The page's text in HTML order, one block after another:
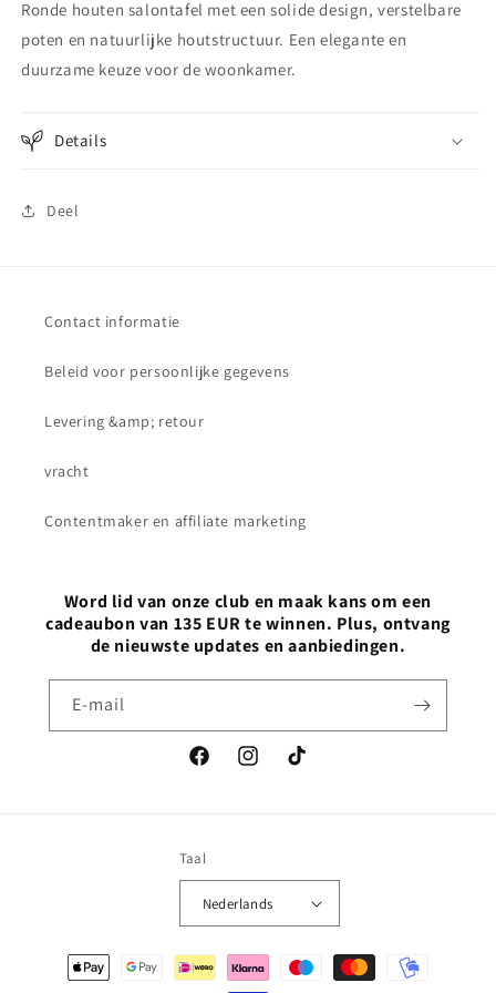
Ronde houten salontafel met een solide design, verstelbare
poten en natuurlijke houtstructuur. Een elegante en
duurzame keuze voor de woonkamer.
Details
Deel
Contact informatie
Beleid voor persoonlijke gegevens
Levering &amp; retour
vracht
Contentmaker en affiliate marketing
Word lid van onze club en maak kans om een
cadeaubon van 135 EUR te winnen. Plus, ontvang
de nieuwste updates en aanbiedingen.
E‑mail
FacebookInstagramTikTok
Taal
Nederlands
Betaalmethoden